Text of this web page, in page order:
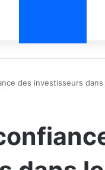
des investisseurs